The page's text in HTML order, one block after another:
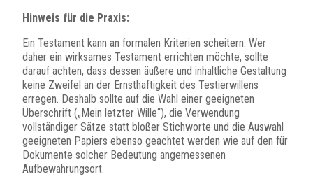
Hinweis für die Praxis:
Ein Testament kann an formalen Kriterien scheitern. Wer
daher ein wirksames Testament errichten möchte, sollte
darauf achten, dass dessen äußere und inhaltliche Gestaltung
keine Zweifel an der Ernsthaftigkeit des Testierwillens
erregen. Deshalb sollte auf die Wahl einer geeigneten
Überschrift („Mein letzter Wille“), die Verwendung
vollständiger Sätze statt bloßer Stichworte und die Auswahl
geeigneten Papiers ebenso geachtet werden wie auf den für
Dokumente solcher Bedeutung angemessenen
Aufbewahrungsort.